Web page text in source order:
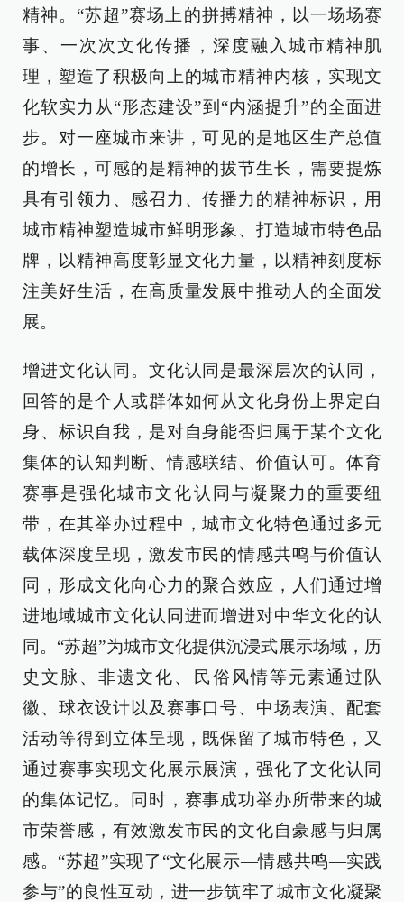
精神。“苏超”赛场上的拼搏精神，以一场场赛
事、一次次文化传播，深度融入城市精神肌
理，塑造了积极向上的城市精神内核，实现文
化软实力从“形态建设”到“内涵提升”的全面进
步。对一座城市来讲，可见的是地区生产总值
的增长，可感的是精神的拔节生长，需要提炼
具有引领力、感召力、传播力的精神标识，用
城市精神塑造城市鲜明形象、打造城市特色品
牌，以精神高度彰显文化力量，以精神刻度标
注美好生活，在高质量发展中推动人的全面发
展。
增进文化认同。文化认同是最深层次的认同，
回答的是个人或群体如何从文化身份上界定自
身、标识自我，是对自身能否归属于某个文化
集体的认知判断、情感联结、价值认可。体育
赛事是强化城市文化认同与凝聚力的重要纽
带，在其举办过程中，城市文化特色通过多元
载体深度呈现，激发市民的情感共鸣与价值认
同，形成文化向心力的聚合效应，人们通过增
进地域城市文化认同进而增进对中华文化的认
同。“苏超”为城市文化提供沉浸式展示场域，历
史文脉、非遗文化、民俗风情等元素通过队
徽、球衣设计以及赛事口号、中场表演、配套
活动等得到立体呈现，既保留了城市特色，又
通过赛事实现文化展示展演，强化了文化认同
的集体记忆。同时，赛事成功举办所带来的城
市荣誉感，有效激发市民的文化自豪感与归属
感。“苏超”实现了“文化展示—情感共鸣—实践
参与”的良性互动，进一步筑牢了城市文化凝聚